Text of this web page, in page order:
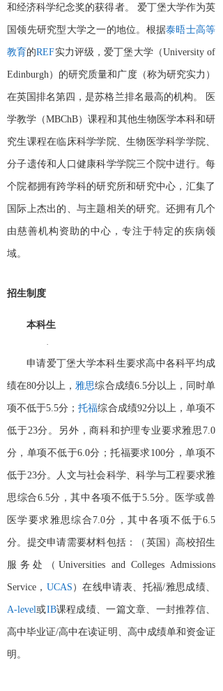
和经济科学纪念奖的获得者。 爱丁堡大学作为英
国领先研究型大学之一的地位。根据泰晤士高等
教育的REF实力评级，爱丁堡大学（University of
Edinburgh）的研究质量和广度（称为研究实力）
在英国排名第四，是苏格兰排名最高的机构。 医
学教学（MBChB）课程和其他生物医学本科和研
究生课程在临床科学学院、生物医学科学学院、
分子遗传和人口健康科学学院三个院中进行。每
个院都拥有跨学科的研究所和研究中心，汇集了
国际上杰出的、与主题相关的研究。还拥有几个
由慈善机构资助的中心，专注于特定的疾病领
域。
招生制度
本科生
·
申请爱丁堡大学本科生要求高中各科平均成
绩在80分以上，雅思综合成绩6.5分以上，同时单
项不低于5.5分；托福综合成绩92分以上，单项不
低于23分。另外，商科和护理专业要求雅思7.0
分，单项不低于6.0分；托福要求100分，单项不
低于23分。人文与社会科学、科学与工程要求雅
思综合6.5分，其中各项不低于5.5分。医学或兽
医学要求雅思综合7.0分，其中各项不低于6.5
分。提交申请需要材料包括：（英国）高校招生
服务处（Universities and Colleges Admissions
Service， UCAS ）在线申请表、托福/雅思成绩、
A-level或IB课程成绩、一篇文章、一封推荐信、
高中毕业证/高中在读证明、高中成绩单和资金证
明。